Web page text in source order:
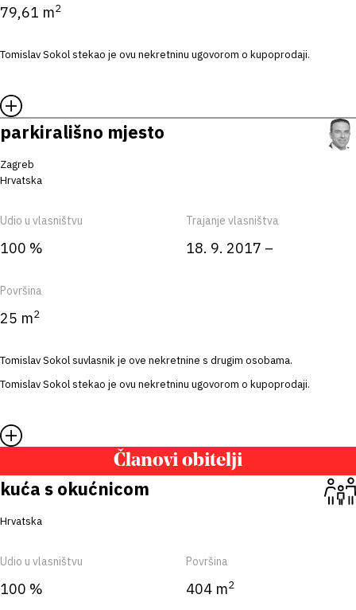
79,61 m2
Tomislav Sokol stekao je ovu nekretninu ugovorom o kupoprodaji.
parkirališno mjesto
Zagreb
Hrvatska
Udio u vlasništvu
100 %
Trajanje vlasništva
18. 9. 2017 –
Površina
25 m2
Tomislav Sokol suvlasnik je ove nekretnine s drugim osobama.
Tomislav Sokol stekao je ovu nekretninu ugovorom o kupoprodaji.
Članovi obitelji
kuća s okućnicom
Hrvatska
Udio u vlasništvu
100 %
Površina
404 m2